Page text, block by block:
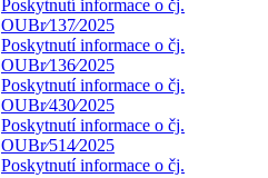
Poskytnutí informace o čj.
OUBr⁄137⁄2025
Poskytnutí informace o čj.
OUBr⁄136⁄2025
Poskytnutí informace o čj.
OUBr⁄430⁄2025
Poskytnutí informace o čj.
OUBr⁄514⁄2025
Poskytnutí informace o čj.